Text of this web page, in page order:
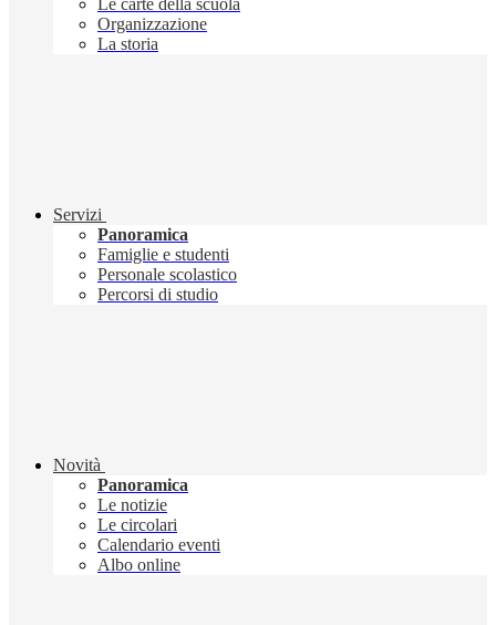
Le carte della scuola
Organizzazione
La storia
Servizi
Panoramica
Famiglie e studenti
Personale scolastico
Percorsi di studio
Novità
Panoramica
Le notizie
Le circolari
Calendario eventi
Albo online